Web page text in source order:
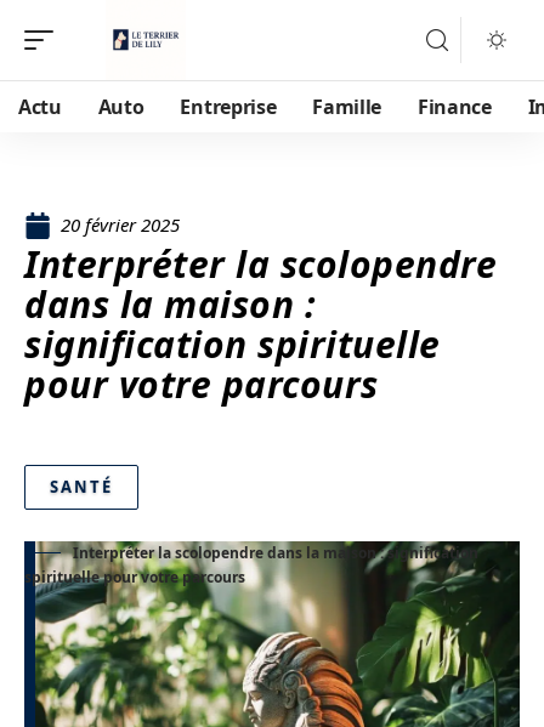
Actu Auto Entreprise Famille Finance
20 février 2025
Interpréter la scolopendre
dans la maison :
signification spirituelle
pour votre parcours
SANTÉ
Interpréter la scolopendre dans la maison : signification
spirituelle pour votre parcours